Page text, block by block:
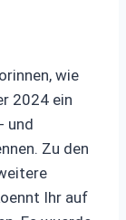
wie
2024 ein
und
Zu den
Ihr auf